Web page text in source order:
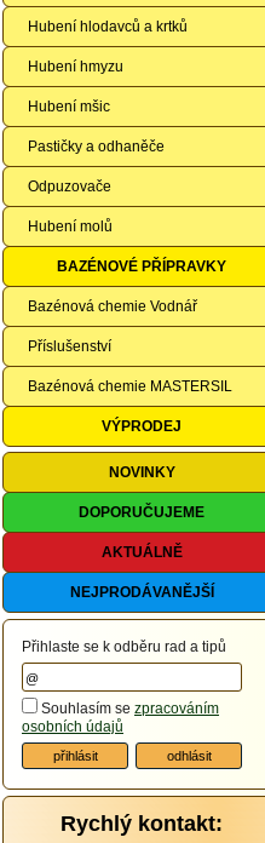
Hubení hlodavců a krtků
Hubení hmyzu
Hubení mšic
Pastičky a odhaněče
Odpuzovače
Hubení molů
BAZÉNOVÉ PŘÍPRAVKY
Bazénová chemie Vodnář
Příslušenství
Bazénová chemie MASTERSIL
VÝPRODEJ
NOVINKY
DOPORUČUJEME
AKTUÁLNĚ
NEJPRODÁVANĚJŠÍ
Přihlaste se k odběru rad a tipů
Souhlasím se zpracováním
osobních údajů
Rychlý kontakt: